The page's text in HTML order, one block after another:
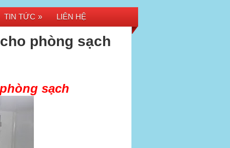
TIN TỨC » LIÊN HỆ
phòng sạch
sạch